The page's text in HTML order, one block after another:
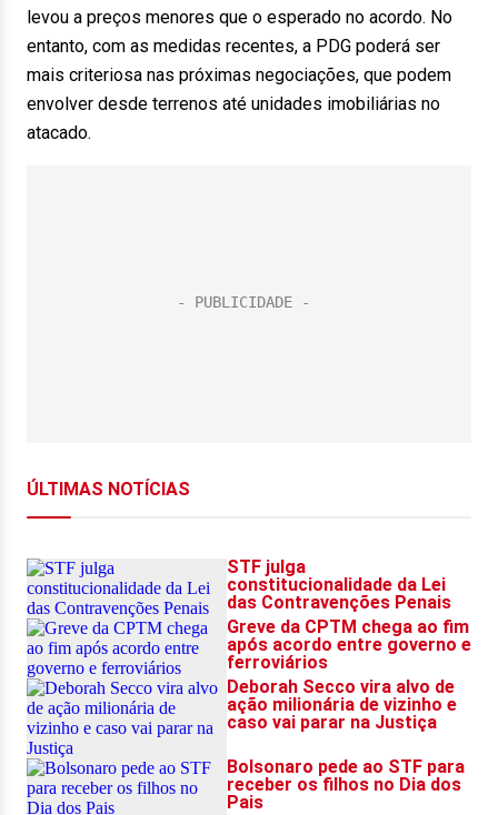
levou a preços menores que o esperado no acordo. No
entanto, com as medidas recentes, a PDG poderá ser
mais criteriosa nas próximas negociações, que podem
envolver desde terrenos até unidades imobiliárias no
atacado.